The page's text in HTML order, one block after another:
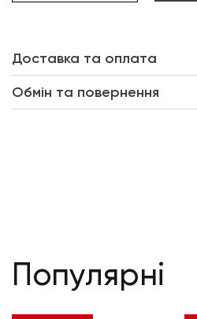
Доставка та оплата
Обмін та повернення
Популярні